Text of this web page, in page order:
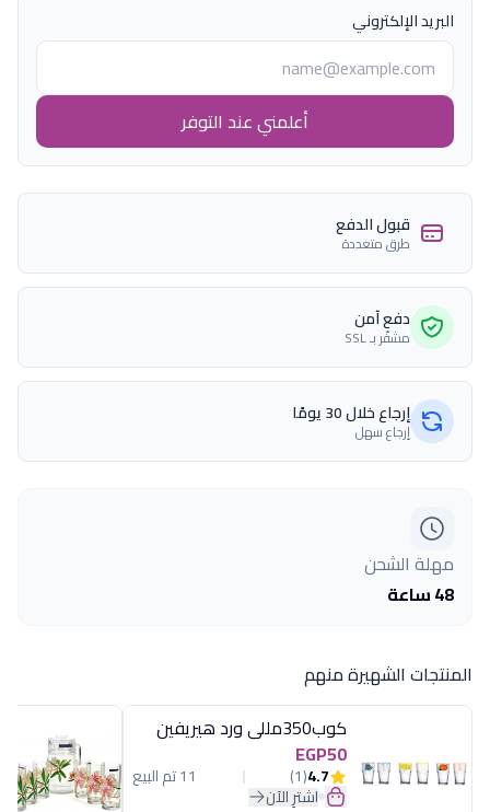
البريد الإلكتروني
أعلمني عند التوفر
قبول الدفع
طرق متعددة
دفع آمن
مشفّر بـ SSL
إرجاع خلال 30 يومًا
إرجاع سهل
مهلة الشحن
48 ساعة
المنتجات الشهيرة منهم
كوب350مللى ورد هيريفين
EGP50
4.7
(1) 11 تم البيع
اشترِ الآن